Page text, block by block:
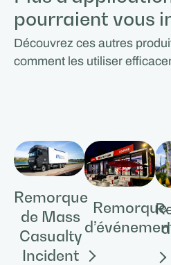
pourraient vous
Découvrez ces autres
comment les utiliser
Remorque
de Mass
Casualty
Incident
Remorque